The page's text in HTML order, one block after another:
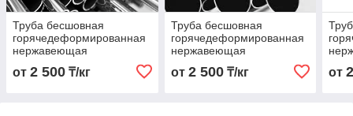
Труба бесшовная
горячедеформированная
нержавеющая
25х2,5х6000 Марка AISI
316 L
от 2 500 ₸/кг
Труба бесшовная
горячедеформированная
нержавеющая
32х2,5х6000 Марка AISI
316 L
от 2 500₸/кг
316
от